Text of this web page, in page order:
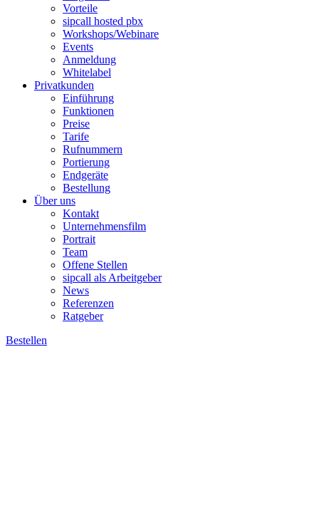
Vorteile
sipcall hosted pbx
Workshops/Webinare
Events
Anmeldung
Whitelabel
Privatkunden
Einführung
Funktionen
Preise
Tarife
Rufnummern
Portierung
Endgeräte
Bestellung
Über uns
Kontakt
Unternehmensfilm
Portrait
Team
Offene Stellen
sipcall als Arbeitgeber
News
Referenzen
Ratgeber
Bestellen